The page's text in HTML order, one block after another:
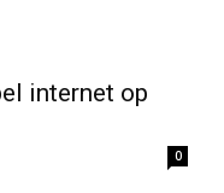
internet op
0